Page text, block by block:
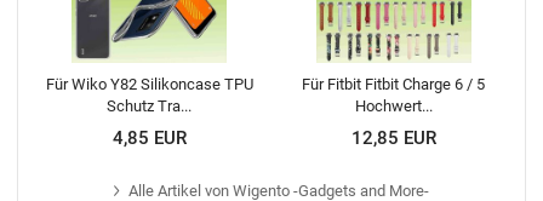
Für Wiko Y82 Silikoncase TPU
Schutz Tra...
4,85 EUR
Für Fitbit Fitbit Charge 6 / 5
Hochwert...
12,85 EUR
AlleArtikel von Wigento -Gadgets and More-